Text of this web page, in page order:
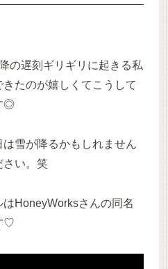
の遅刻ギリギリに起きる私
たのが嬉しくてこうして
◎
雪が降るかもしれません
さい。笑
HoneyWorksさんの同名
♡